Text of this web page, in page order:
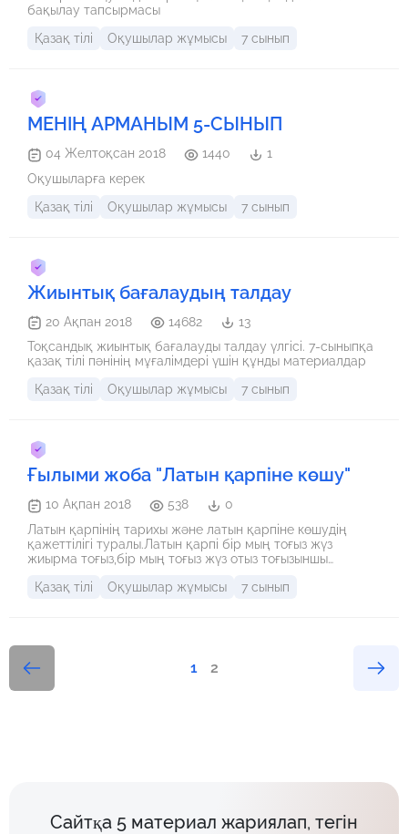
бақылау тапсырмасы
Қазақ тілі
Оқушылар жұмысы 7 сынып
МЕНІҢ АРМАНЫМ 5-СЫНЫП
04 Желтоқсан 2018 1440
1
Оқушыларға керек
Қазақ тілі
Оқушылар жұмысы 7 сынып
Жиынтық бағалаудың талдау
20 Ақпан 2018 14682
13
Тоқсандық жиынтық бағалауды талдау үлгісі. 7-сыныпқа
қазақ тілі пәнінің мұғалімдері үшін құнды материалдар
Қазақ тілі
Оқушылар жұмысы 7 сынып
Ғылыми жоба "Латын қарпіне көшу"
10 Ақпан 2018 538
0
Латын қарпінің тарихы және латын қарпіне көшудің
қажеттілігі туралы.Латын қарпі бір мың тоғыз жүз
жиырма тоғыз,бір мың тоғыз жүз отыз тоғызыншы
жылдан бастап осы уақытқа дейінкириллицаны
Жарлығымен бекітілген латын графикасына негізделген
қазақ тілі Әліпбиі құрылды
Қазақ тілі Оқушылар жұмысы 7 сынып
1 2
Сайтқа 5 материал жариялап, тегін